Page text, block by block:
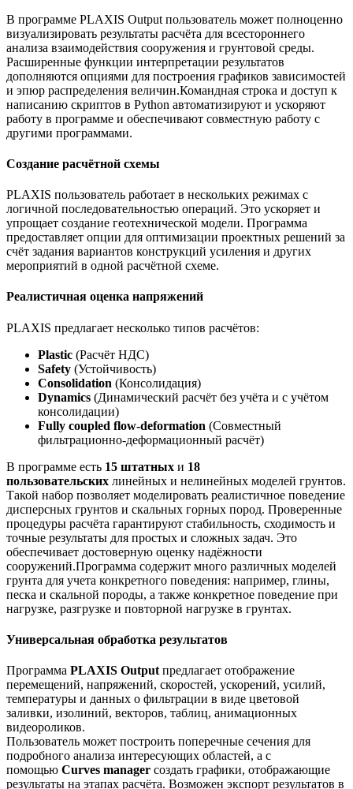
В программе PLAXIS Output пользователь может полноценно
визуализировать результаты расчёта для всестороннего
анализа взаимодействия сооружения и грунтовой среды.
Расширенные функции интерпретации результатов
дополняются опциями для построения графиков зависимостей
и эпюр распределения величин.Командная строка и доступ к
написанию скриптов в Python автоматизируют и ускоряют
работу в программе и обеспечивают совместную работу с
другими программами.
Cоздание расчётной схемы
PLAXIS пользователь работает в нескольких режимах с
логичной последовательностью операций. Это ускоряет и
упрощает создание геотехнической модели. Программа
предоставляет опции для оптимизации проектных решений за
счёт задания вариантов конструкций усиления и других
мероприятий в одной расчётной схеме.
Реалистичная оценка напряжений
PLAXIS предлагает несколько типов расчётов:
Plastic (Расчёт НДС)
Safety (Устойчивость)
Consolidation (Консолидация)
Dynamics (Динамический расчёт без учёта и с учётом
консолидации)
Fully coupled flow-deformation (Совместный
фильтрационно-деформационный расчёт)
В программе есть 15 штатных и 18
пользовательских линейных и нелинейных моделей грунтов.
Такой набор позволяет моделировать реалистичное поведение
дисперсных грунтов и скальных горных пород. Проверенные
процедуры расчёта гарантируют стабильность, сходимость и
точные результаты для простых и сложных задач. Это
обеспечивает достоверную оценку надёжности
сооружений.Программа содержит много различных моделей
грунта для учета конкретного поведения: например, глины,
песка и скальной породы, а также конкретное поведение при
нагрузке, разгрузке и повторной нагрузке в грунтах.
Универсальная обработка результатов
Программа PLAXIS Output предлагает отображение
перемещений, напряжений, скоростей, ускорений, усилий,
температуры и данных о фильтрации в виде цветовой
заливки, изолиний, векторов, таблиц, анимационных
видеороликов.
Пользователь может построить поперечные сечения для
подробного анализа интересующих областей, а с
помощью Curves manager создать графики, отображающие
результаты на этапах расчёта. Возможен экспорт результатов в